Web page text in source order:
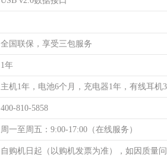
全国联保，享受三包服务
1年
主机1年，电池6个月，充电器1年，有线耳机
400-810-5858
周一至周五：9:00-17:00（在线服务）
自购机日起（以购机发票为准），如因质量